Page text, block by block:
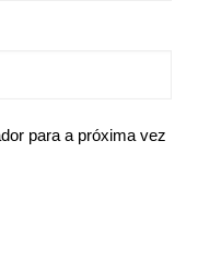
para a próxima vez